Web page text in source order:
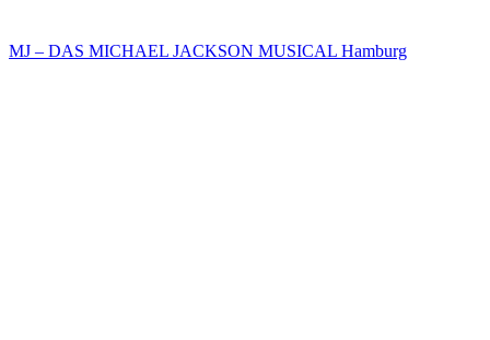
MJ – DAS MICHAEL JACKSON MUSICAL Hamburg